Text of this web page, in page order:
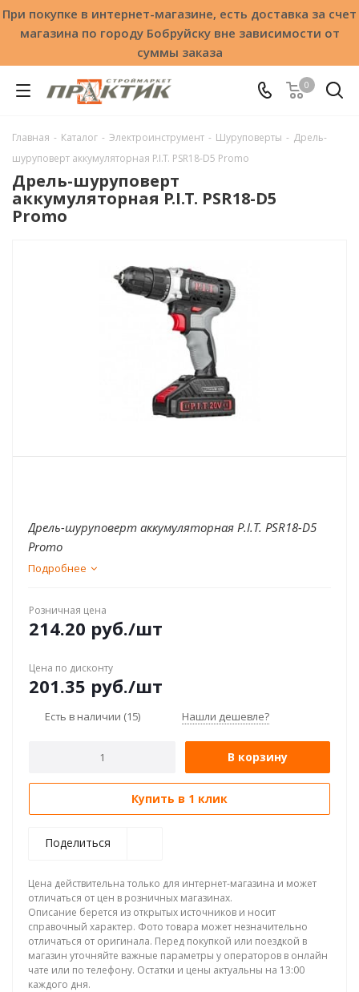
При покупке в интернет-магазине, есть доставка за счет
магазина по городу Бобруйску вне зависимости от
суммы заказа
0
Главная - Каталог - Электроинструмент - Шуруповерты - Дрель-
шуруповерт аккумуляторная P.I.T. PSR18-D5 Promo
Дрель-шуруповерт
аккумуляторная P.I.T. PSR18-D5
Promo
Дрель-шуруповерт аккумуляторная P.I.T. PSR18-D5
Promo
Подробнее
Розничная цена
214.20 руб./шт
Цена по дисконту
201.35 руб./шт
Есть в наличии (15) Нашли дешевле?
В корзину
Купить в 1 клик
Поделиться
Цена действительна только для интернет-магазина и может
отличаться от цен в розничных магазинах.
Описание берется из открытых источников и носит
справочный характер. Фото товара может незначительно
отличаться от оригинала. Перед покупкой или поездкой в
магазин уточняйте важные параметры у операторов в онлайн
чате или по телефону. Остатки и цены актуальны на 13:00
каждого дня.